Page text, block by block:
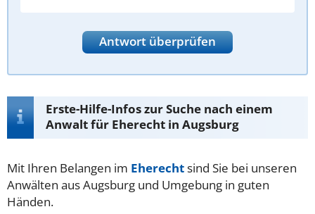
Antwort überprüfen
Erste-Hilfe-Infos zur Suche nach einem
Anwalt für Eherecht in Augsburg
Mit Ihren Belangen im Eherechtsind Sie bei unseren
Anwälten aus Augsburg und Umgebung in guten
Händen.